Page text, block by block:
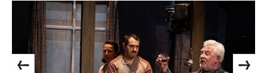
Previous Next